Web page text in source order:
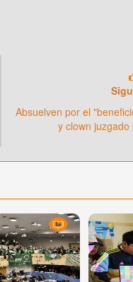
Absuelven por el
y clown